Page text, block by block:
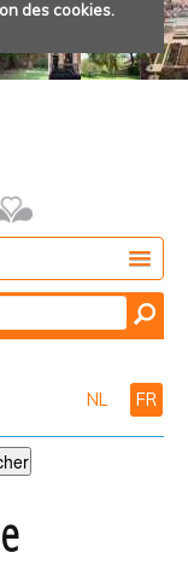
des cookies.
NL FR